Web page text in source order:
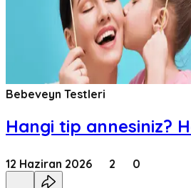
Bebeveyn Testleri
Hangi tip annesiniz?
12 Haziran 2026 2 0